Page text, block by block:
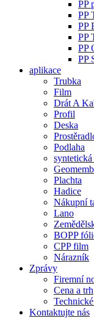
PP
PP
PP
PP
PP
PP
aplikace
Trubka
Film
Drát A
Profil
Deska
Podlaha
Plachta
Hadice
Nákupní
Lano
BOPP
CPP film
Nárazník
Zprávy
Firemní
Cena a trh
Kontaktujte nás